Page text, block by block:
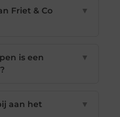
Friet & Co
▼
is een
▼
aan het
▼